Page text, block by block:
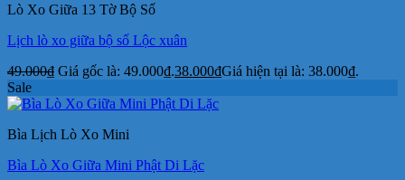
Lò Xo Giữa 13 Tờ Bộ Số
Lịch lò xo giữa bộ số Lộc xuân
49.000₫ Giá gốc là: 49.000₫.38.000₫Giá hiện tại là: 38.000₫.
Sale
Bìa Lịch Lò Xo Mini
Bìa Lò Xo Giữa Mini Phật Di Lặc